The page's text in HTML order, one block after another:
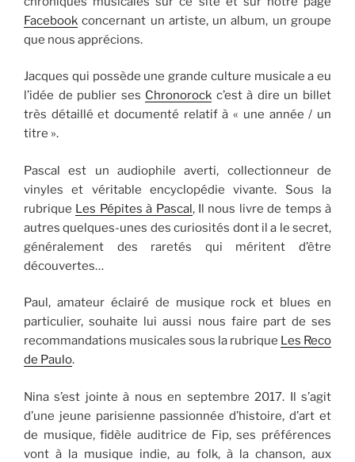
Facebook concernant un artiste, un album, un groupe
que nous apprécions.
Jacques qui possède une grande culture musicale a eu
l’idée de publier ses Chronorock c’est à dire un billet
très détaillé et documenté relatif à « une année / un
titre ».
Pascal est un audiophile averti, collectionneur de
vinyles et véritable encyclopédie vivante. Sous la
rubrique Les Pépites à Pascal, Il nous livre de temps à
autres quelques-unes des curiosités dont il a le secret,
généralement des raretés qui méritent d’être
découvertes…
Paul, amateur éclairé de musique rock et blues en
particulier, souhaite lui aussi nous faire part de ses
recommandations musicales sous la rubrique Les Reco
de Paulo.
Nina s’est jointe à nous en septembre 2017. Il s’agit
d’une jeune parisienne passionnée d’histoire, d’art et
de musique, fidèle auditrice de Fip, ses préférences
vont à la musique indie, au folk, à la chanson, aux